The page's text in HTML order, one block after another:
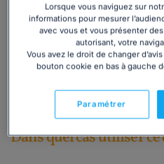
entreprise peut bénéficier
d’untarif réduit.
Lire la suite
Dans quel cas utiliser
Lorsque vous naviguez sur
informations pour mesurer
avec vous et vous présenter
autorisant, votre
Vous avez le droit de changer
bouton cookie en bas à gauche
Paramétrer